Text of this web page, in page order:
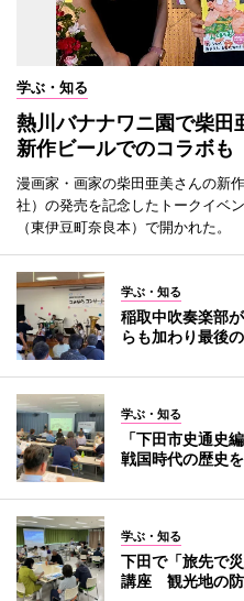
学ぶ・知る
熱川バナナワニ園で柴
新作ビールでのコラボも
漫画家・画家の柴田亜美さんの新
社）の発売を記念したトークイベ
（東伊豆町奈良本）で開かれた。
学ぶ・知る
稲取中吹奏楽部
らも加わり最後
学ぶ・知る
「下田市史通史
戦国時代の歴史
学ぶ・知る
下田で「旅先で
講座 観光地の防